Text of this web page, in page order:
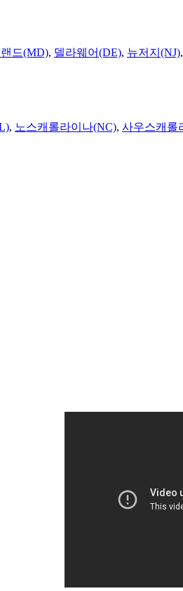
드(MD), 델라웨어(DE), 뉴저지(NJ),
, 노스캐롤라이나(NC), 사우스캐롤